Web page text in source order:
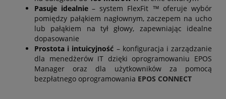
Pasuje idealnie– system FlexFit ™ oferuje wybór
pomiędzy pałąkiem nagłownym, zaczepem na ucho
lub pałąkiem na tył głowy, zapewniając idealne
dopasowanie
Prostota i intuicyjność – konfiguracja i zarządzanie
dla menedżerów IT dzięki oprogramowaniu EPOS
Manager oraz dla użytkowników za pomocą
bezpłatnego oprogramowania EPOS CONNECT